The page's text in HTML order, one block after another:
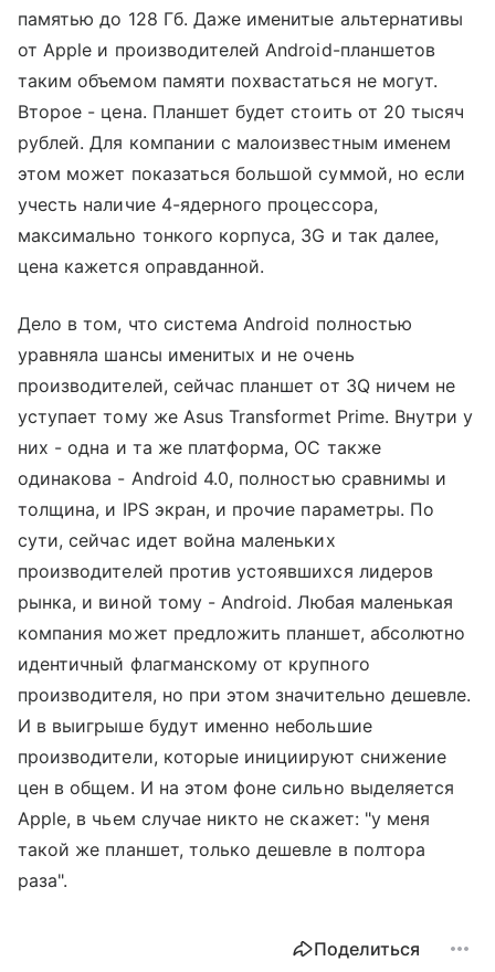
памятью до 128 Гб. Даже именитые альтернативы
от Apple и производителей Android-планшетов
таким объемом памяти похвастаться не могут.
Второе - цена. Планшет будет стоить от 20 тысяч
рублей. Для компании с малоизвестным именем
этом может показаться большой суммой, но если
учесть наличие 4-ядерного процессора,
максимально тонкого корпуса, 3G и так далее,
цена кажется оправданной.
Дело в том, что система Android полностью
уравняла шансы именитых и не очень
производителей, сейчас планшет от 3Q ничем не
уступает тому же Asus Transformet Prime. Внутри у
них - одна и та же платформа, ОС также
одинакова - Android 4.0, полностью сравнимы и
толщина, и IPS экран, и прочие параметры. По
сути, сейчас идет война маленьких
производителей против устоявшихся лидеров
рынка, и виной тому - Android. Любая маленькая
компания может предложить планшет, абсолютно
идентичный флагманскому от крупного
производителя, но при этом значительно дешевле.
И в выигрыше будут именно небольшие
производители, которые инициируют снижение
цен в общем. И на этом фоне сильно выделяется
Apple, в чьем случае никто не скажет: "у меня
такой же планшет, только дешевле в полтора
раза".
Поделиться